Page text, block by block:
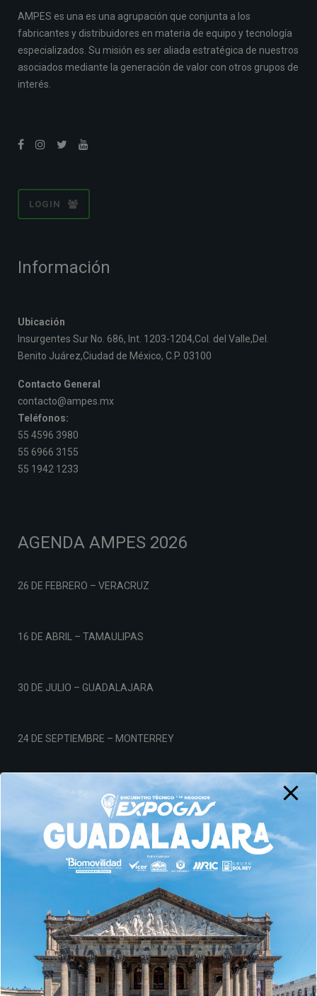
AMPES es una es una agrupación que conjunta a los
fabricantes y distribuidores en materia de equipo y tecnología
especializados. Su misión es ser aliada estratégica de nuestros
asociados mediante la generación de valor con otros grupos de
interés.
LOGIN
Información
Ubicación
Insurgentes Sur No. 686, Int. 1203-1204,Col. del Valle,Del.
Benito Juárez,Ciudad de México, C.P. 03100
Contacto General
contacto@ampes.mx
Teléfonos:
55 4596 3980
55 6966 3155
55 1942 1233
AGENDA AMPES 2026
26 DE FEBRERO – VERACRUZ
16 DE ABRIL – TAMAULIPAS
30 DE JULIO – GUADALAJARA
24 DE SEPTIEMBRE – MONTERREY
Aviso de Privacidad
© AMPES 2026